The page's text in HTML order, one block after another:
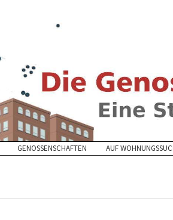
GENOSSENSCHAFTEN AUF